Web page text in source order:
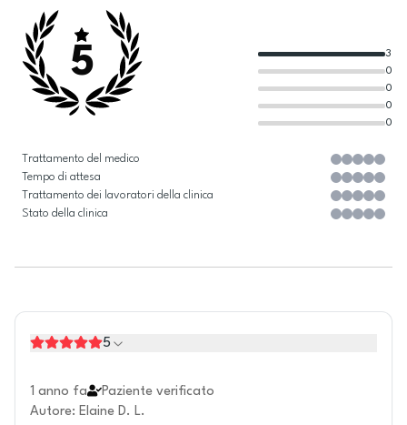
5
0
0
0
0
3
Trattamento del medico
Tempo di attesa
Trattamento dei lavoratori della clinica
Stato della clinica
5
1 anno fa
Paziente verificato
Autore: Elaine D. L.